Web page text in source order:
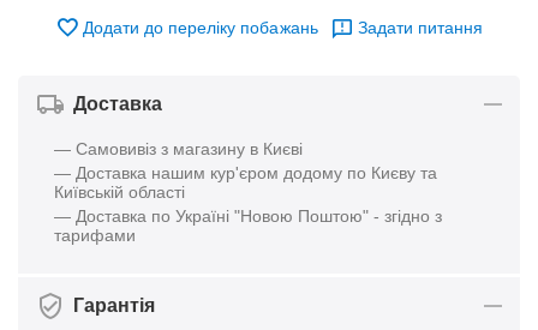
Додати до переліку побажань Задати питання
Доставка
— Самовивіз з магазину в Києві
— Доставка нашим кур'єром додому по Києву та
Київській області
— Доставка по Україні "Новою Поштою" - згідно з
тарифами
Гарантія